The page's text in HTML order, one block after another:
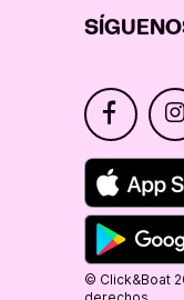
© Click&Boat